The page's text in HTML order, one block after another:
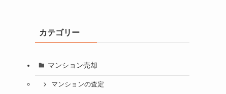
カテゴリー
マンション売却
マンションの査定